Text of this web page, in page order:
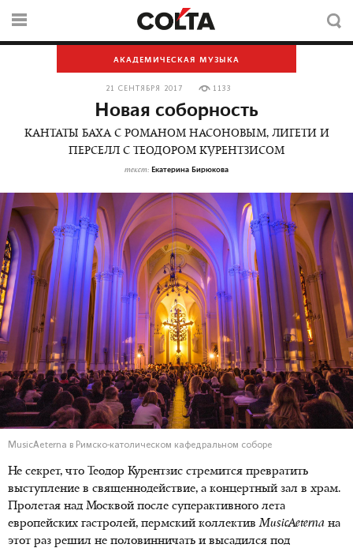
АКАДЕМИЧЕСКАЯ МУЗЫКА
21 СЕНТЯБРЯ 2017 1133
Новая соборность
КАНТАТЫ БАХА С РОМАНОМ НАСОНОВЫМ, ЛИГЕТИ И
ПЕРСЕЛЛ С ТЕОДОРОМ КУРЕНТЗИСОМ
текст: Екатерина Бирюкова
MusicAeterna в Римско-католическом кафедральном соборе
Не секрет, что Теодор Курентзис стремится превратить
выступление в священнодействие, а концертный зал в храм.
Пролетая над Москвой после суперактивного лета
европейских гастролей, пермский коллективMusicAeterna на
этот раз решил не половинничать и высадился под